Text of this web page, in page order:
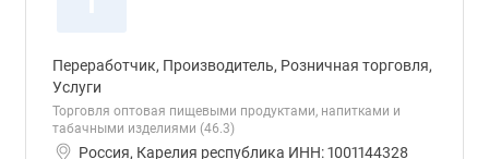
Переработчик, Производитель, Розничная торговля,
Услуги
Торговля оптовая пищевыми продуктами, напитками и
табачными изделиями (46.3)
Россия, Карелия республика ИНН: 1001144328